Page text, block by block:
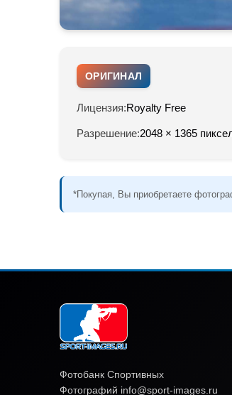
ОРИГИНАЛ
Лицензия:Royalty Free
Разрешение:2048 × 1365
*Покупая, Вы приобретаете
Фотобанк Спортивных
Фотографий info@sport-images.ru